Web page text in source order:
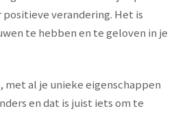
verandering. Het is
te hebben en te geloven in je
met al je unieke eigenschappen
en dat is juist iets om te